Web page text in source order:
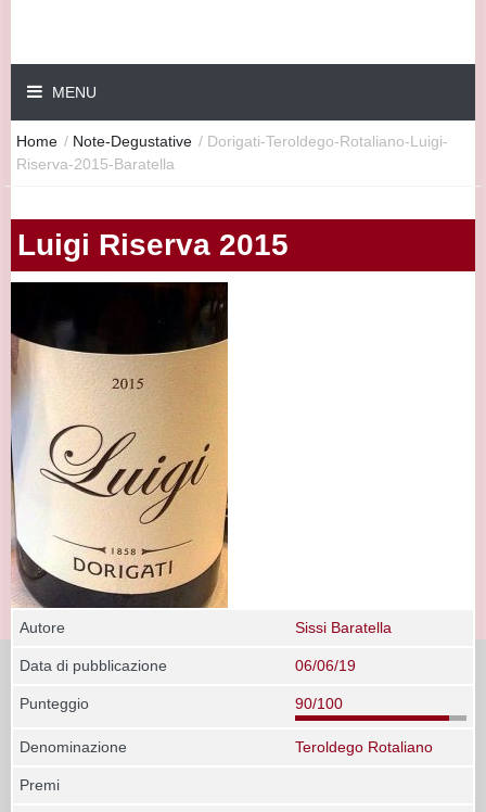
MENU
Home / Note-Degustative / Dorigati-Teroldego-Rotaliano-Luigi-
Riserva-2015-Baratella
Luigi Riserva 2015
Autore Sissi Baratella
Data di pubblicazione 06/06/19
Punteggio 90/100
Denominazione Teroldego Rotaliano
Premi